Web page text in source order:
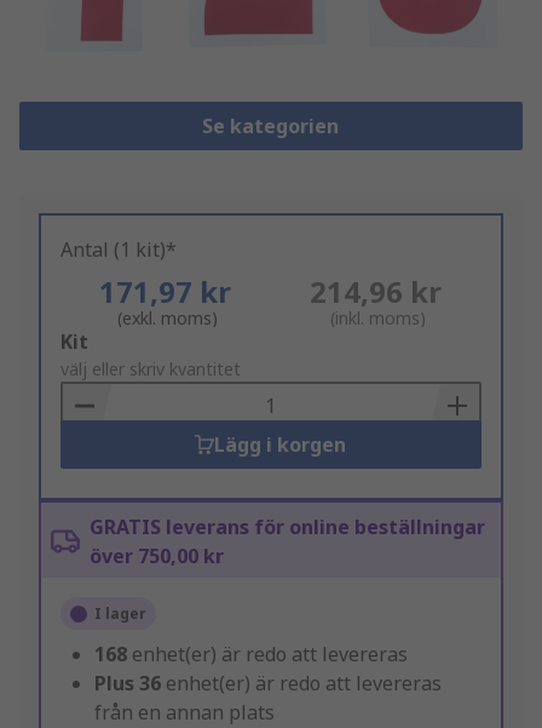
Se kategorien
Antal (1 kit)*
171,97 kr
(exkl. moms)
214,96 kr
(inkl. moms)
Add
to
Basket
Kit
välj eller skriv kvantitet
Lägg i korgen
GRATIS leverans för online beställningar
över 750,00 kr
I lager
168 enhet(er) är redo att levereras
Plus 36 enhet(er) är redo att levereras
från en annan plats